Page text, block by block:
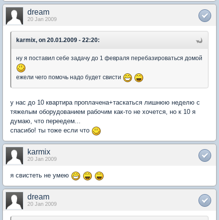
dream
20 Jan 2009
karmix, on 20.01.2009 - 22:20:
ну я поставил себе задачу до 1 февраля перебазироваться домой
ежели чего помочь надо будет свисти
у нас до 10 квартира проплачена+таскаться лишнюю неделю с
тяжелым оборудованием рабочим как-то не хочется, но к 10 я
думаю, что переедем...
спасибо! ты тоже если что
karmix
20 Jan 2009
я свистеть не умею
dream
20 Jan 2009